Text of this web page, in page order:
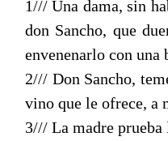
1/// Una dama, sin
don Sancho, que
envenenarlo con una
2/// Don Sancho,
vino que le ofrece, a
3/// La madre